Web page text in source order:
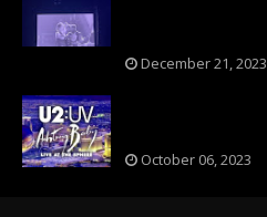
December 21, 2023
October 06, 2023